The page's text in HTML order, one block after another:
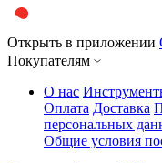
Открыть в приложении
Покупателям
О нас
Оплата Доставка
персональных
Общие условия